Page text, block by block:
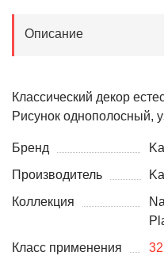
Описание
Классический декор
Рисунок однополосный,
Бренд
Производитель
Коллекция
Класс применения
32